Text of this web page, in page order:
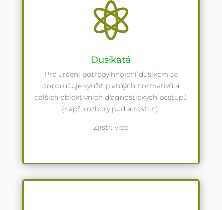

Dusíkatá
Pro určení potřeby hnojení dusíkem se
doporučuje využít platných normativů a
dalších objektivních diagnostických postupů
(např. rozbory půd a rostlin).
Zjistit více